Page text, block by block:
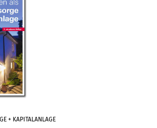
+ KAPITALANLAGE